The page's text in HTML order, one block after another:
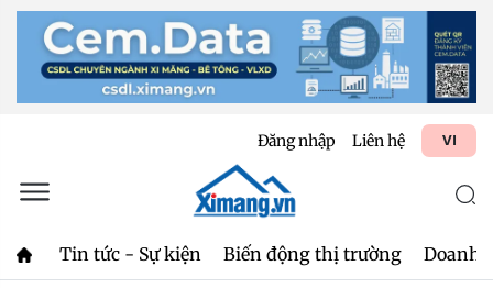
Đăng nhập Liên hệ VI
Tin tức - Sự kiện Biến động thị trường Doanh